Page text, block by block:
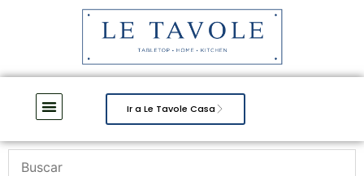
Ir a Le Tavole Casa